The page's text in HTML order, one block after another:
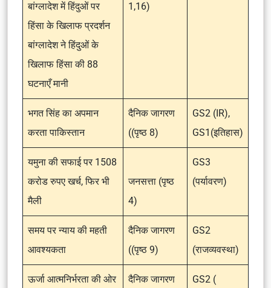
बांग्लादेश में हिंदुओं पर
हिंसा के खिलाफ प्रदर्शन
बांग्लादेश ने हिंदुओं के
खिलाफ हिंसा की 88
घटनाएँ मानी
1,16)
भगत सिंह का अपमान
करता पाकिस्तान
दैनिक जागरण
((पृष्ठ 8)
GS2 (IR),
GS1(इतिहास)
यमुना की सफाई पर 1508
करोड रुपए खर्च, फिर भी
मैली
जनसत्ता (पृष्ठ
4)
GS3
(पर्यावरण)
समय पर न्याय की महती
आवश्यकता
दैनिक जागरण
((पृष्ठ 9)
GS2
(राजव्यवस्था)
ऊर्जा आत्मनिर्भरता की ओर
दैनिक जागरण
GS2 (